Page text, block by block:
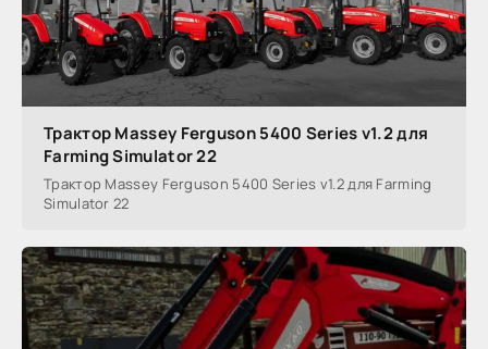
Трактор Massey Ferguson 5400 Series v1.2 для
Farming Simulator 22
Трактор Massey Ferguson 5400 Series v1.2 для Farming
Simulator 22